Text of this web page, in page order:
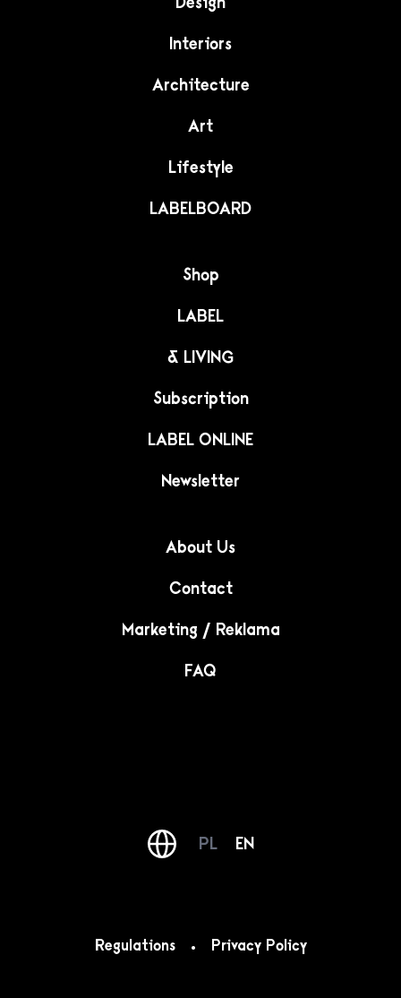
Interiors
Architecture
Art
Lifestyle
LABELBOARD
Shop
LABEL
& LIVING
Subscription
LABEL ONLINE
Newsletter
About Us
Contact
Marketing / Reklama
FAQ
PL EN
Regulations Privacy Policy